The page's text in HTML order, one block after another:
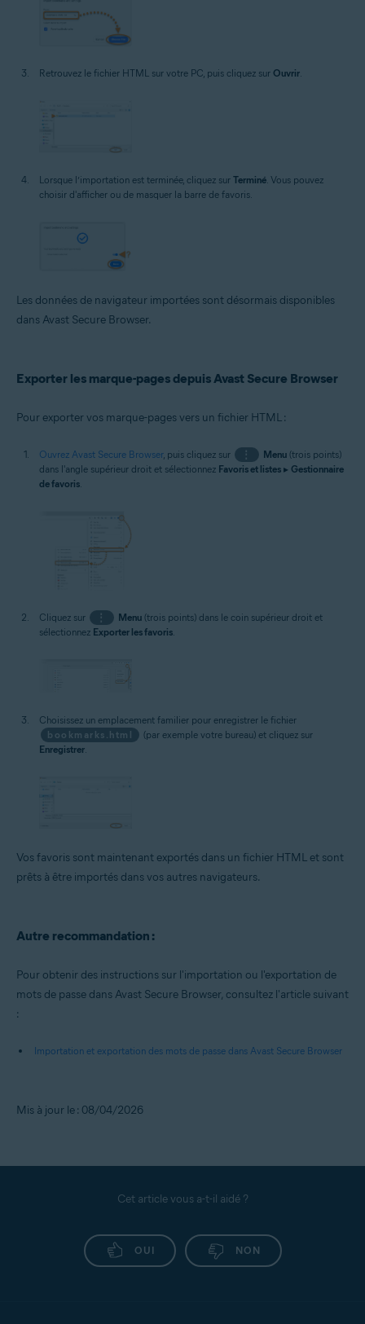
Retrouvez le fichier HTML sur votre PC, puis cliquez sur Ouvrir
Lorsque l’importation est terminée, cliquez sur Terminé . Vous pouvez
choisir d'afficher ou de masquer la barre de favoris.
Les données de navigateur importées sont désormais disponibles
dans Avast Secure Browser.
Exporter les marque-pages depuis Avast Secure Browser
Pour exporter vos marque-pages vers un fichier HTML :
Ouvrez Avast Secure Browser, puis cliquez sur ⋮ Menu(trois points)
dans l'angle supérieur droit et sélectionnez Favoris et listes ▸ Gestionnaire
de favoris
Cliquez sur ⋮ Menu(trois points) dans le coin supérieur droit et
sélectionnez Exporter les favoris.
Choisissez un emplacement familier pour enregistrer le fichier
bookmarks.html
(par exemple votre bureau) et cliquez sur
Enregistrer
Vos favoris sont maintenant exportés dans un fichier HTML et sont
prêts à être importés dans vos autres navigateurs.
Autre recommandation :
Pour obtenir des instructions sur l'importation ou l'exportation de
mots de passe dans Avast Secure Browser, consultez l'article suivant
:
Importation et exportation des mots de passe dans Avast Secure Browser
Mis à jour le : 08/04/2026
Cet article vous a-t-il aidé ?
OUI NON